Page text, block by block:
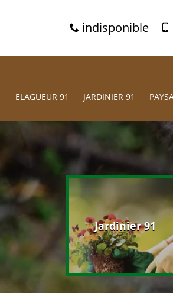
indisponible
ELAGUEUR 91 JARDINIER 91
91 Jardinier 91